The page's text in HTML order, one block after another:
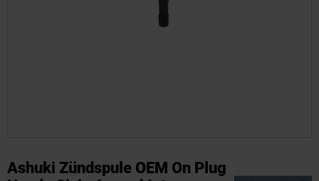
Ashuki Zündspule OEM On Plug
Anfang